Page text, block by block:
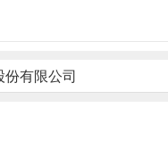
有限公司